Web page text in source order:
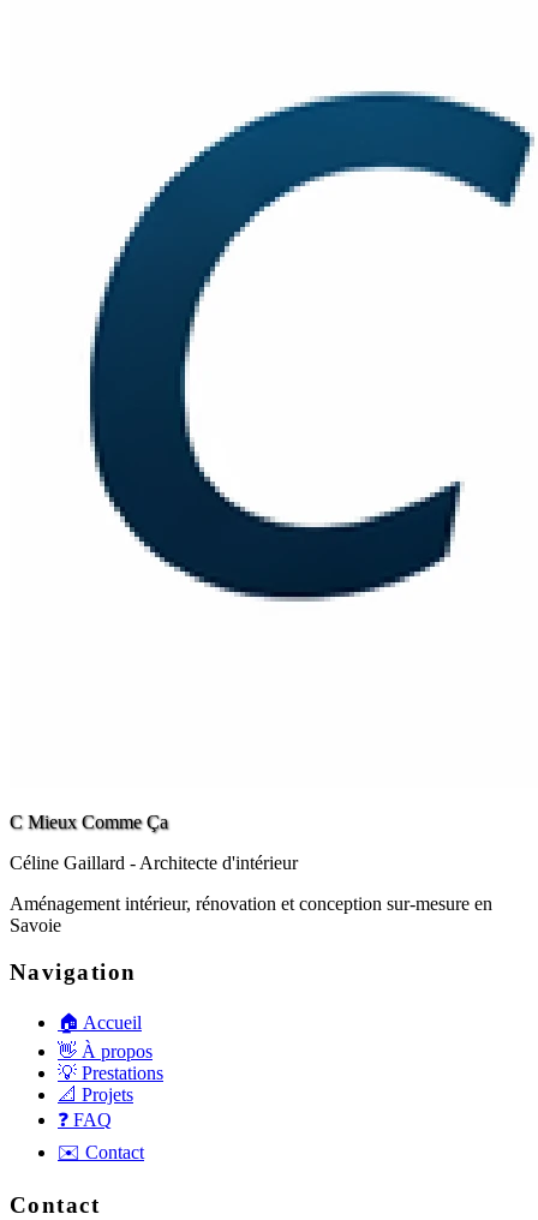
C Mieux Comme Ça
Céline Gaillard - Architecte d'intérieur
Aménagement intérieur, rénovation et conception sur-mesure en
Savoie
Navigation
🏠 Accueil
👋 À propos
💡 Prestations
📐 Projets
❓ FAQ
✉️ Contact
Contact